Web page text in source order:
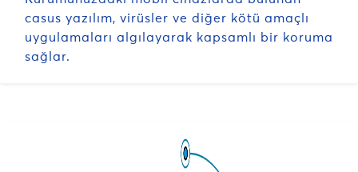
casus yazılım, virüsler ve diğer kötü amaçlı
uygulamaları algılayarak kapsamlı bir koruma
sağlar.